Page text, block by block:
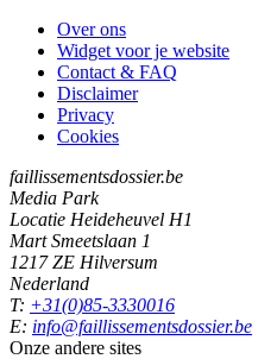
Over ons
Widget voor je website
Contact & FAQ
Disclaimer
Privacy
Cookies
faillissementsdossier.be
Media Park
Locatie Heideheuvel H1
Mart Smeetslaan 1
1217 ZE Hilversum
Nederland
T: +31(0)85-3330016
E: info@faillissementsdossier.be
Onze andere sites